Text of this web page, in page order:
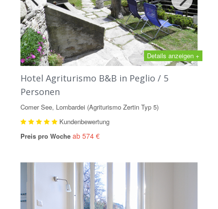
Details anzeigen +
Hotel Agriturismo B&B in Peglio / 5
Personen
Comer See, Lombardei (Agriturismo Zertin Typ 5)
Kundenbewertung
Preis pro Woche ab 574 €